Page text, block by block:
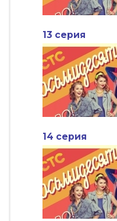
13 серия
14 серия